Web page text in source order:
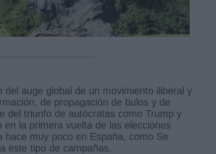
auge global de un movimiento iliberal y
de propagación de bulos y de
del triunfo de autócratas como Trump y
la primera vuelta de las elecciones
muy poco en España, como Se
este tipo de campañas.